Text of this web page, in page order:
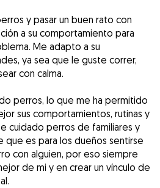
y pasar un buen rato con
a su comportamiento para
Me adapto a su
ya sea que le guste correr,
con calma.
perros, lo que me ha permitido
sus comportamientos, rutinas y
cuidado perros de familiares y
que es para los dueños sentirse
con alguien, por eso siempre
de mi y en crear un vínculo de